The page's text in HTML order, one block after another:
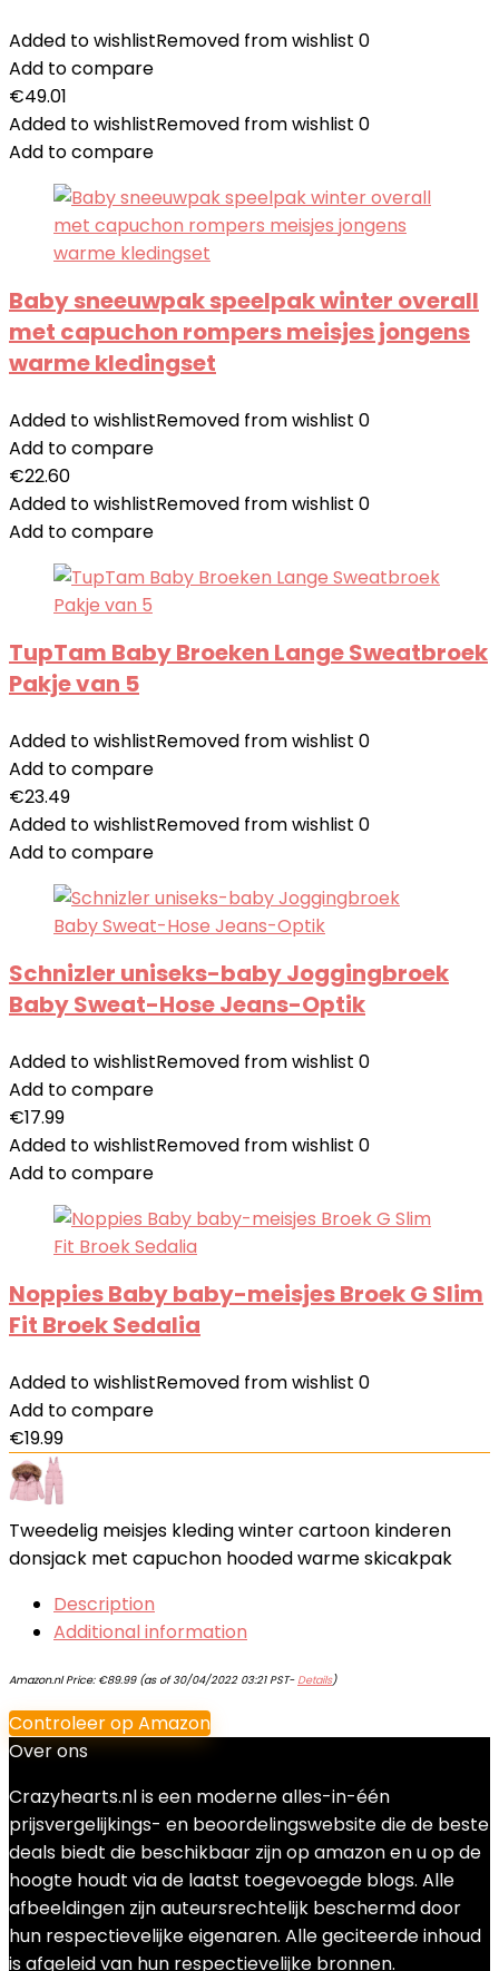
Added to wishlistRemoved from wishlist 0
Add to compare
€49.01
Added to wishlistRemoved from wishlist 0
Add to compare
Baby sneeuwpak speelpak winter overall
met capuchon rompers meisjes jongens
warme kledingset
Added to wishlistRemoved from wishlist 0
Add to compare
€22.60
Added to wishlistRemoved from wishlist 0
Add to compare
TupTam Baby Broeken Lange Sweatbroek
Pakje van 5
Added to wishlistRemoved from wishlist 0
Add to compare
€23.49
Added to wishlistRemoved from wishlist 0
Add to compare
Schnizler uniseks-baby Joggingbroek
Baby Sweat-Hose Jeans-Optik
Added to wishlistRemoved from wishlist 0
Add to compare
€17.99
Added to wishlistRemoved from wishlist 0
Add to compare
Noppies Baby baby-meisjes Broek G Slim
Fit Broek Sedalia
Added to wishlistRemoved from wishlist 0
Add to compare
€19.99
Tweedelig meisjes kleding winter cartoon kinderen
donsjack met capuchon hooded warme skicakpak
Description
Additional information
Amazon.nl Price: €89.99(as of 30/04/2022 03:21 PST- Details)
Controleer op Amazon
Over ons
Crazyhearts.nl is een moderne alles-in-één
prijsvergelijkings- en beoordelingswebsite die de beste
deals biedt die beschikbaar zijn op amazon en u op de
hoogte houdt via de laatst toegevoegde blogs. Alle
afbeeldingen zijn auteursrechtelijk beschermd door
hun respectievelijke eigenaren. Alle geciteerde inhoud
is afgeleid van hun respectievelijke bronnen.